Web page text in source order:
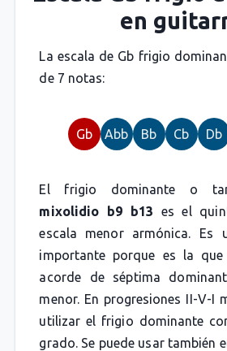
en
La escala de Gb frigio
de 7 notas:
Gb Abb Bb Cb Db
El frigio dominante o
mixolidio b9 b13 es el
escala menor armónica. Es
importante porque es la
acorde de séptima
menor. En progresiones II-V-I
utilizar el frigio dominante
grado. Se puede usar también